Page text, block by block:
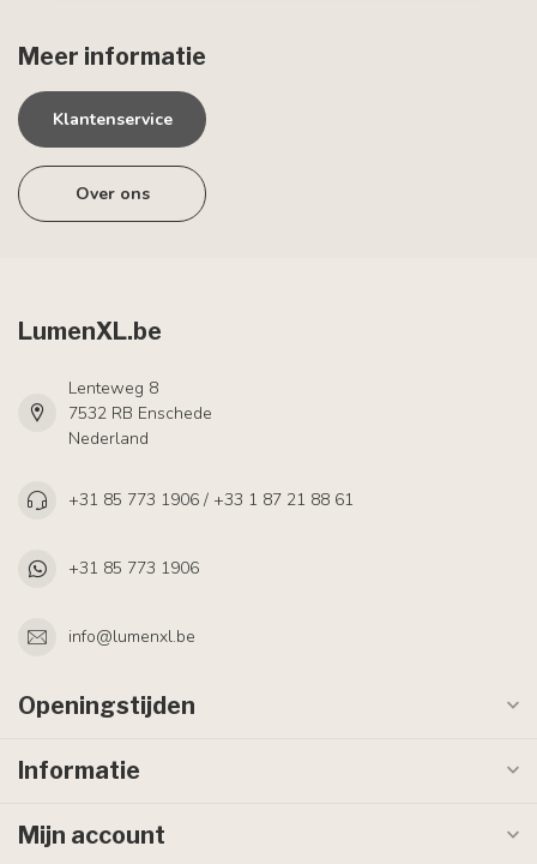
Meer informatie
Klantenservice
Over ons
LumenXL.be
Lenteweg 8
7532 RB Enschede
Nederland
+31 85 773 1906 / +33 1 87 21 88 61
+31 85 773 1906
info@lumenxl.be
Openingstijden
Informatie
Mijn account